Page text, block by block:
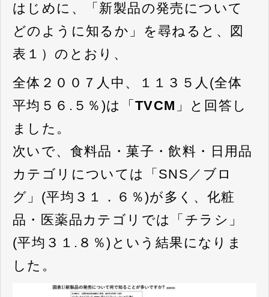
はじめに、「新製品の発売について
どのように知るか」を尋ねると、図
表１）のとおり、
全体２００７人中、１１３５人(全体
平均５６.５％)は「 TVCM 」と回答し
ました。
次いで、食料品・菓子・飲料・日用品
カテゴリについては「SNS／ブロ
グ」(平均３１．６％)が多く、化粧
品・医薬品カテゴリでは「チラシ」
(平均３１.８％)という結果になりま
した。